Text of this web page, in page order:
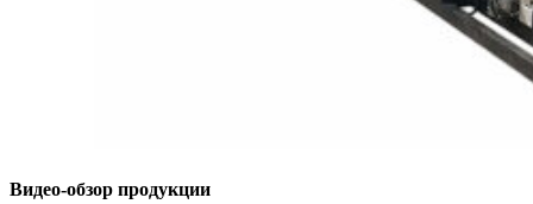
Видео-обзор продукции